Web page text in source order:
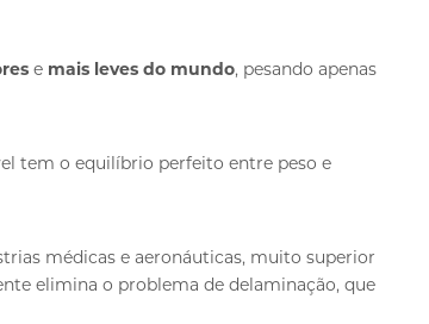
e mais leves do mundo, pesando apenas
tem o equilíbrio perfeito entre peso e
médicas e aeronáuticas, muito superior
elimina o problema de delaminação, que